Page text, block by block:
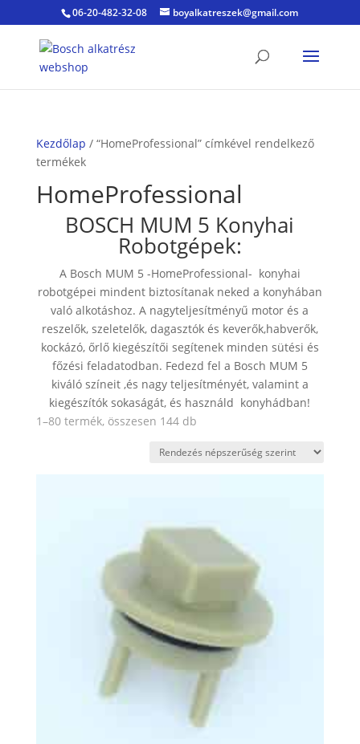
06-20-482-32-08 boyalkatreszek@gmail.com
Kezdőlap / “HomeProfessional” címkével rendelkező
termékek
HomeProfessional
BOSCH MUM 5 Konyhai
Robotgépek:
A Bosch MUM 5 -HomeProfessional- konyhai
robotgépei mindent biztosítanak neked a konyhában
való alkotáshoz. A nagyteljesítményű motor és a
reszelők, szeletelők, dagasztók és keverők,habverők,
kockázó, őrlő kiegészítői segítenek minden sütési és
főzési feladatodban. Fedezd fel a Bosch MUM 5
kiváló színeit ,és nagy teljesítményét, valamint a
kiegészítók sokaságát, és használd konyhádban!
1–80 termék, összesen 144 dbSorted
popularity